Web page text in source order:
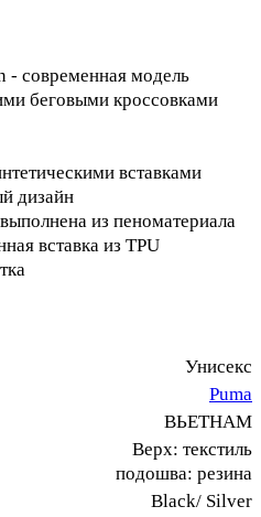
- современная модель
беговыми кроссовками
вставками
дизайн
из пеноматериала
вставка из TPU
Унисекс
Puma
ВЬЕТНАМ
Верх: текстиль
подошва: резина
Black/ Silver